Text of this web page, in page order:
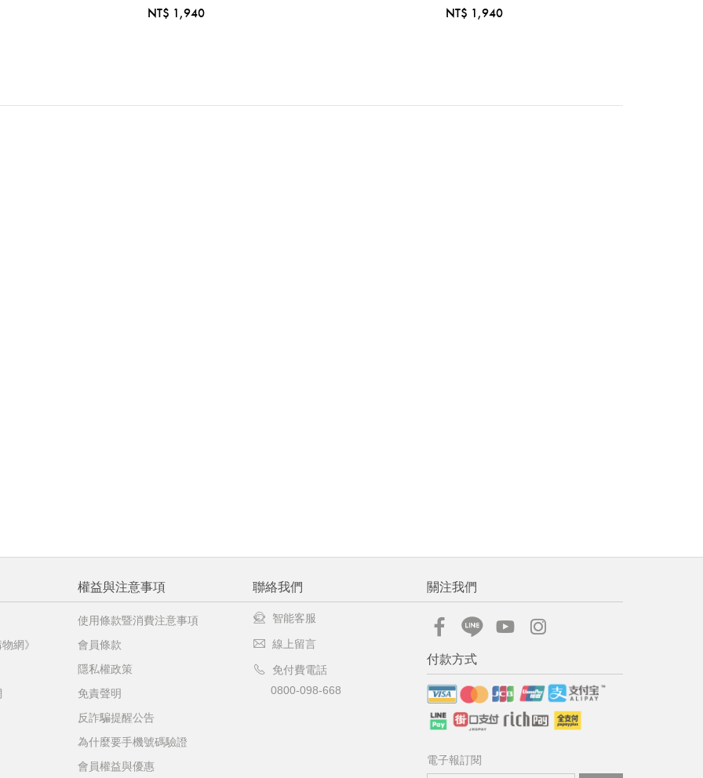
NT$ 1,940
NT$ 1,940
網》
權益與注意事項
使用條款暨消費注意事項
會員條款
隱私權政策
免責聲明
反詐騙提醒公告
為什麼要手機號碼驗證
會員權益與優惠
聯絡我們
智能客服
線上留言
免付費電話
0800-098-668
關注我們
付款方式
電子報訂閱